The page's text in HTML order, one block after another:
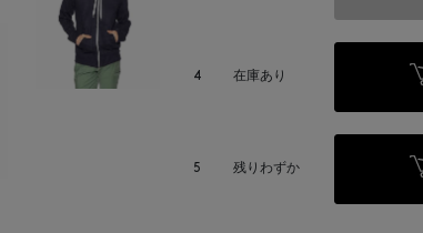
4 在庫あり
5 残りわずか